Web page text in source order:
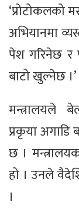
‘प्रोटोकलको
अभियानमा
पेश गरिनेछ र
बाटो खुल्नेछ
मन्त्रालयले
प्रकृया
छ ।
हो । उनले
।